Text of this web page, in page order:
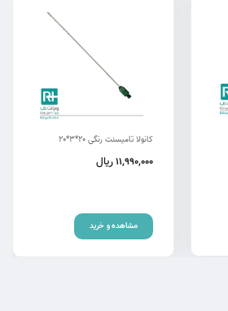
کانولا تامیسنت رنگی 20*3*20
11,990,000ریال
مشاهده و خرید